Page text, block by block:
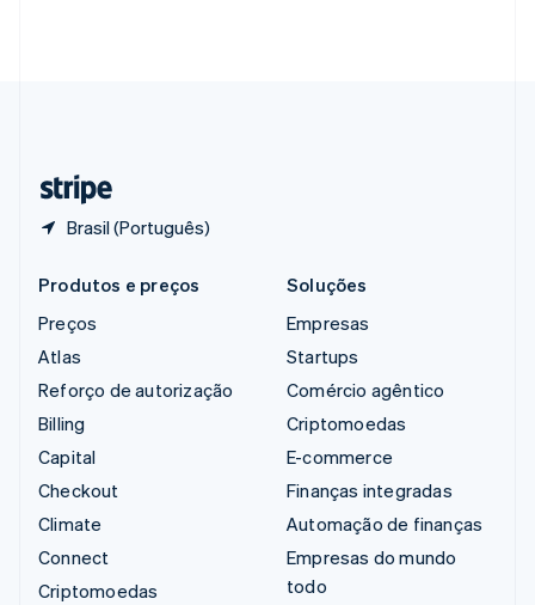
Brasil (Português)
Produtos e preços
Preços
Atlas
Reforço de autorização
Billing
Capital
Checkout
Climate
Connect
Criptomoedas
Soluções
Empresas
Startups
Comércio agêntico
Criptomoedas
E-commerce
Finanças integradas
Automação de finanças
Empresas do mundo
todo